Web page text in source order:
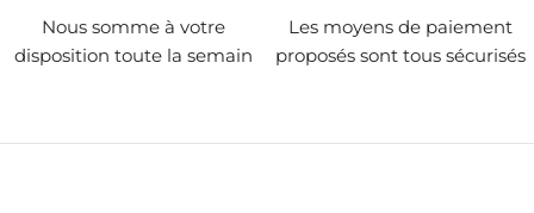
Nous somme à votre
disposition toute la semain
Les moyens de paiement
proposés sont tous sécurisés